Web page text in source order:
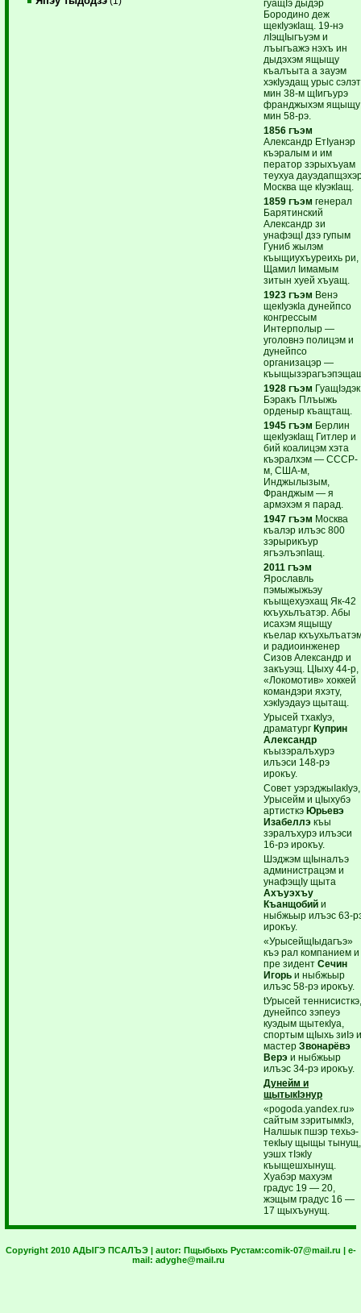
гуащIэ дыдэр
Бородино деж
щекIуэкIащ. 19-нэ
лIэщIыгъуэм и
лъыгъажэ нэхъ ин
дыдэхэм ящыщу
къалъыта а зауэм
хэкIуэдащ урыс сэлэт
мин 38-м щIигъурэ
франджыхэм ящыщу
мин 58-рэ.
1856 гъэм
Александр ЕтIуанэр
къэралым и им
ператор зэрыхъуам
теухуа
Москва ще кIуэкIащ.
1859 гъэм генерал
Барятинский
Александр зи
унафэщI дзэ гупым
Гуниб жылэм
къыщиухъуреихь ри,
Щамил Iимамым
зитын хуей хъуащ.
1923 гъэм Венэ
щекIуэкIа дунейпсо
конгрессым
Интерполыр —
уголовнэ полицэм и
дунейпсо
организацэр —
1928 гъэм
Бэракъ Плъыжь
орденыр къащтащ.
1945 гъэм Берлин
щекIуэкIащ Гитлер и
бий коалицэм хэта
къэралхэм — СССР-
м, США-м,
Инджылызым,
Франджым — я
армэхэм я парад.
1947 гъэм Москва
къалэр илъэс 800
зэрырикъур
ягъэлъэпIащ.
2011 гъэм
Ярославль
пэмыжыжьэу
къыщехуэхащ Як-42
кхъухьлъатэр. Абы
исахэм ящыщу
къелар
и радиоинженер
Сизов Александр и
закъуэщ. ЦIыху 44-р,
«Локомотив» хоккей
командэри яхэту,
хэкIуэдауэ щытащ.
Урысей тхакIуэ,
драматургКуприн
Александр
къызэралъхурэ
илъэси 148-рэ
ирокъу.
Совет уэрэджыIакIуэ,
Урысейм и цIыхубэ
артисткэЮрьевэ
Изабеллэ къы
зэралъхурэ илъэси
16-рэ ирокъу.
Шэджэм щIыналъэ
администрацэм и
унафэщIу щыта
Ахъуэхъу
Къанщобий и
ныбжьыр илъэс 63-
ирокъу.
«УрысейщIыдагъэ»
къэ рал компанием и
пре зидентСечин
Игорь и ныбжьыр
илъэс 58-рэ ирокъу.
tУрысей
дунейпсо зэпеуэ
куэдым щытекIуа,
спортым щIыхь зиIэ
мастерЗвонарёвэ
Верэ и ныбжьыр
илъэс 34-рэ ирокъу.
Дунейм и
щытыкIэнур
«pogoda.yandex.ru»
сайтым зэритымкIэ,
Налшык пшэр техьэ-
текIыу щыщы тынущ,
уэшх тIэкIу
къыщешхынущ.
Хуабэр махуэм
градус 19 — 20,
жэщым градус 16 —
17 щыхъунущ.
Copyright 2010 АДЫГЭ ПСАЛЪЭ | autor: Пщыбыхь Рустам:comik-07@mail.ru | e-
mail: adyghe@mail.ru